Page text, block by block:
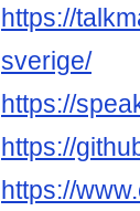
https://
sverige/
https://
https://
https://